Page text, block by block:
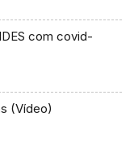
com covid-
(Vídeo)